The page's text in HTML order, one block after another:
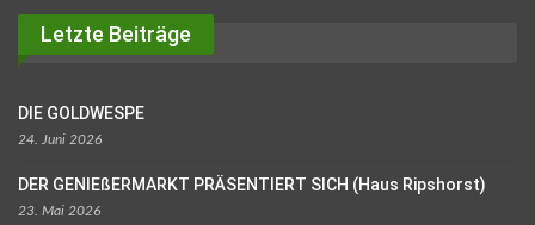
Letzte Beiträge
DIE GOLDWESPE
24. Juni 2026
DER GENIEßERMARKT PRÄSENTIERT SICH (Haus Ripshorst)
23. Mai 2026